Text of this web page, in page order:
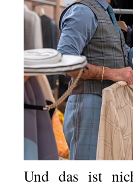
Und das ist